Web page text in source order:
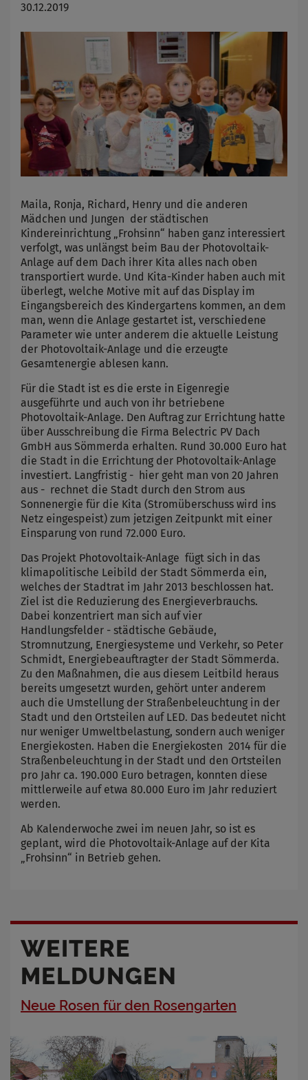
30.12.2019
Maila, Ronja, Richard, Henry und die anderen
Mädchen und Jungen der städtischen
Kindereinrichtung „Frohsinn“ haben ganz interessiert
verfolgt, was unlängst beim Bau der Photovoltaik-
Anlage auf dem Dach ihrer Kita alles nach oben
transportiert wurde. Und Kita-Kinder haben auch mit
überlegt, welche Motive mit auf das Display im
Eingangsbereich des Kindergartens kommen, an dem
man, wenn die Anlage gestartet ist, verschiedene
Parameter wie unter anderem die aktuelle Leistung
der Photovoltaik-Anlage und die erzeugte
Gesamtenergie ablesen kann.
Für die Stadt ist es die erste in Eigenregie
ausgeführte und auch von ihr betriebene
Photovoltaik-Anlage. Den Auftrag zur Errichtung hatte
über Ausschreibung die Firma Belectric PV Dach
GmbH aus Sömmerda erhalten. Rund 30.000 Euro hat
die Stadt in die Errichtung der Photovoltaik-Anlage
investiert. Langfristig - hier geht man von 20 Jahren
aus - rechnet die Stadt durch den Strom aus
Sonnenergie für die Kita (Stromüberschuss wird ins
Netz eingespeist) zum jetzigen Zeitpunkt mit einer
Einsparung von rund 72.000 Euro.
Das Projekt Photovoltaik-Anlage fügt sich in das
klimapolitische Leibild der Stadt Sömmerda ein,
welches der Stadtrat im Jahr 2013 beschlossen hat.
Ziel ist die Reduzierung des Energieverbrauchs.
Dabei konzentriert man sich auf vier
Handlungsfelder - städtische Gebäude,
Stromnutzung, Energiesysteme und Verkehr, so Peter
Schmidt, Energiebeauftragter der Stadt Sömmerda.
Zu den Maßnahmen, die aus diesem Leitbild heraus
bereits umgesetzt wurden, gehört unter anderem
auch die Umstellung der Straßenbeleuchtung in der
Stadt und den Ortsteilen auf LED. Das bedeutet nicht
nur weniger Umweltbelastung, sondern auch weniger
Energiekosten. Haben die Energiekosten 2014 für die
Straßenbeleuchtung in der Stadt und den Ortsteilen
pro Jahr ca. 190.000 Euro betragen, konnten diese
mittlerweile auf etwa 80.000 Euro im Jahr reduziert
werden.
Ab Kalenderwoche zwei im neuen Jahr, so ist es
geplant, wird die Photovoltaik-Anlage auf der Kita
„Frohsinn“ in Betrieb gehen.
WEITERE
MELDUNGEN
Neue Rosen für den Rosengarten